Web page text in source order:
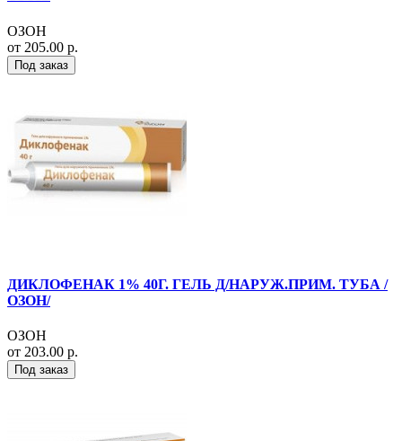
ОЗОН
от 205.00 р.
Под заказ
ДИКЛОФЕНАК 1% 40Г. ГЕЛЬ Д/НАРУЖ.ПРИМ. ТУБА /
ОЗОН/
ОЗОН
от 203.00 р.
Под заказ